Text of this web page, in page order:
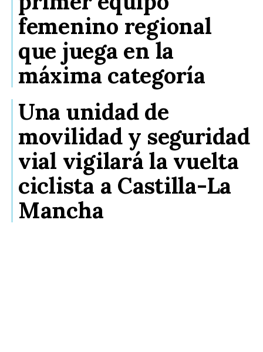
femenino regional
que juega en la
máxima categoría
Una unidad de
movilidad y seguridad
vial vigilará la vuelta
ciclista a Castilla-La
Mancha